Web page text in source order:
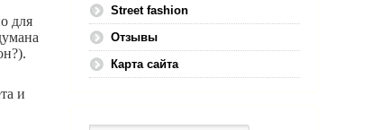
для
и
Street fashion
Отзывы
Карта сайта